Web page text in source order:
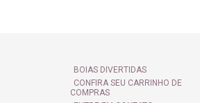
BOIAS DIVERTIDAS
CONFIRA SEU CARRINHO DE
COMPRAS